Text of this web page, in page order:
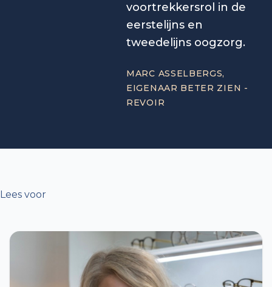
voortrekkersrol in de
eerstelijns en
tweedelijns oogzorg.
MARC ASSELBERGS,
EIGENAAR BETER ZIEN -
REVOIR
Lees voor